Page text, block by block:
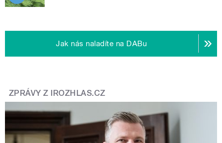
Jak nás naladíte na DABu
ZPRÁVY Z IROZHLAS.CZ